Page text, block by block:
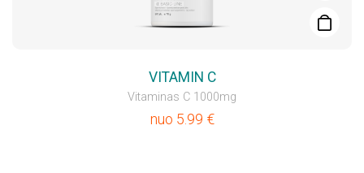
VITAMIN C
Vitaminas C 1000mg
nuo 5.99 €